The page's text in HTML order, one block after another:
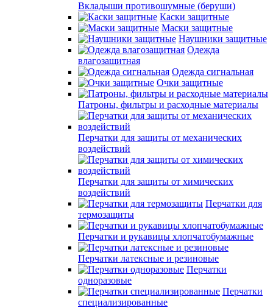
Вкладыши противошумные (беруши)
Каски защитные
Маски защитные
Наушники защитные
Одежда
влагозащитная
Одежда сигнальная
Очки защитные
Патроны, фильтры и расходные материалы
Перчатки для защиты от механических
воздействий
Перчатки для защиты от химических
воздействий
Перчатки для
термозащиты
Перчатки и рукавицы хлопчатобумажные
Перчатки латексные и резиновые
Перчатки
одноразовые
Перчатки
специализированные